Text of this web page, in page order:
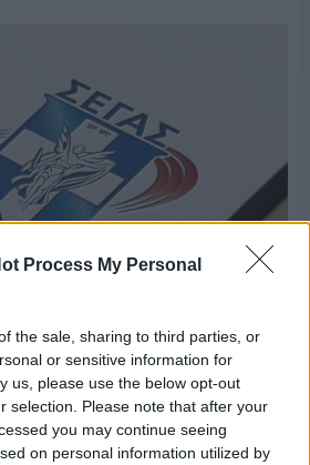
Process My Personal
the sale, sharing to third parties, or
or sensitive information for
us, please use the below opt-out
selection. Please note that after your
you may continue seeing
on personal information utilized by
στη διεθνή συνάντηση
ο Δημήτρης Τέλλιος